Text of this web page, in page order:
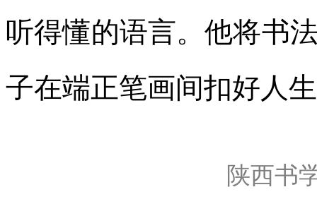
听得懂的语言。他将书
子在端正笔画间扣好人
陕西书